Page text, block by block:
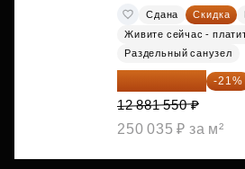
Сдана Скидка
Живите сейчас -
Раздельный санузел
10 176 425 ₽ -21%
12 881 550 ₽
250 035 ₽ за м²